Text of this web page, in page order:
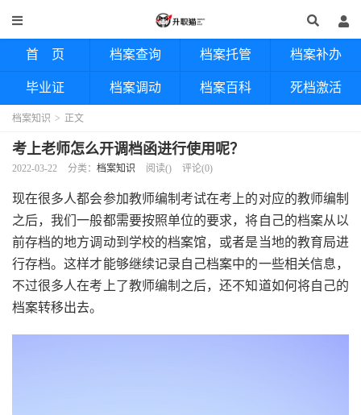
首 页 档案查询 档案托管 档案补办
毕业证 档案调动 档案百科 死档激活
档案知识 > 正文
考上老师怎么开调档函进行使用呢？
2022-03-22 分类： 档案知识 阅读() 评论(0)
现在很多人都会参加教师编制考试在考上的对应的教师编制
之后，我们一般都需要按照单位的要求，将自己的档案从以
前存档的地方调动到学校的档案馆，或者是当地的教育局进
行存档。这样才能够继续记录自己档案中的一些相关信息，
不过很多人在考上了教师编制之后，还不知道如何将自己的
档案转移出去。